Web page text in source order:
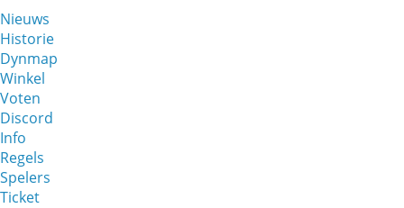
Nieuws
Historie
Dynmap
Winkel
Voten
Discord
Info
Regels
Spelers
Ticket